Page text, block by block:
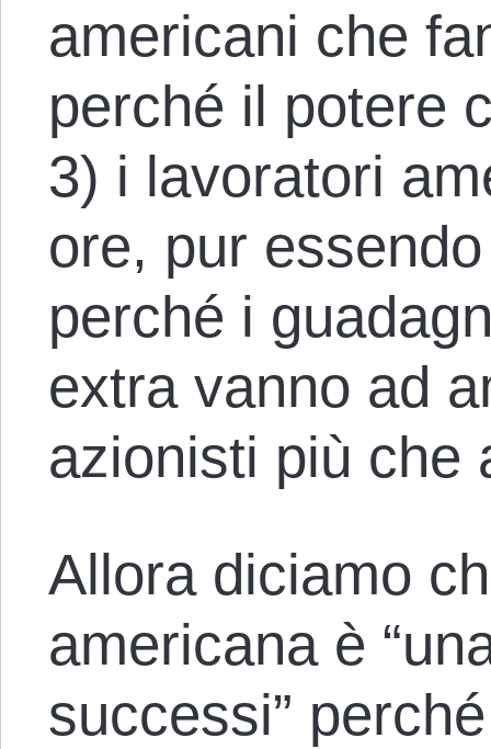
americani che
perché il potere
3) i lavoratori
ore, pur
perché i
extra vanno ad
azionisti più che
Allora diciamo
americana è
successi”